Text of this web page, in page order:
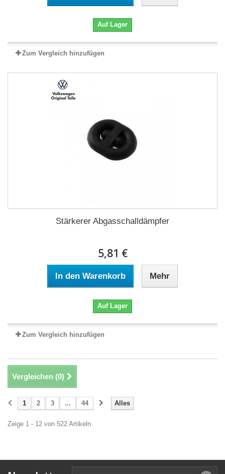
Auf Lager
Zum Vergleich hinzufügen
Stärkerer Abgasschalldämpfer
5,81 €
In den Warenkorb Mehr
Auf Lager
Zum Vergleich hinzufügen
Vergleichen (0)
Alles
1 2 3 ... 44
Zeige 1 - 12 von 522 Artikeln